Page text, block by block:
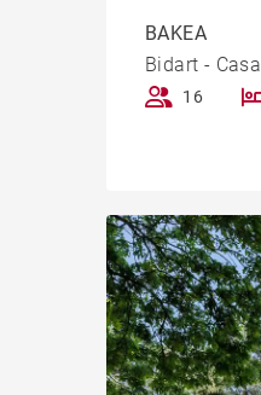
BAKEA
Bidart - Casa
16